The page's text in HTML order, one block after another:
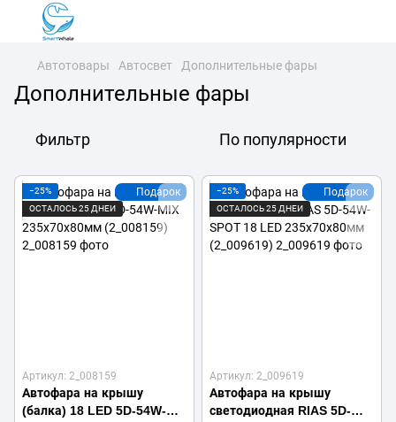
Автотовары Автосвет Дополнительные фары
Дополнительные фары
Фильтр По популярности
Подарок
−25%
ОСТАЛОСЬ 25 ДНЕЙ
Артикул: 2_008159
Автофара на крышу
(балка) 18 LED 5D-54W-
Подарок
−25%
ОСТАЛОСЬ 25 ДНЕЙ
Артикул: 2_009619
Автофара на крышу
светодиодная RIAS 5D-